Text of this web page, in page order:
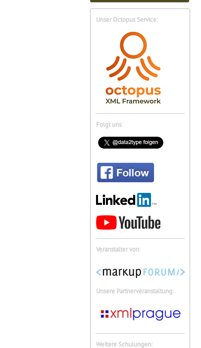
Unser Octopus Service:
Folgt uns:
Veranstalter von:
Unsere Partnerveranstaltung:
Weitere Schulungen: